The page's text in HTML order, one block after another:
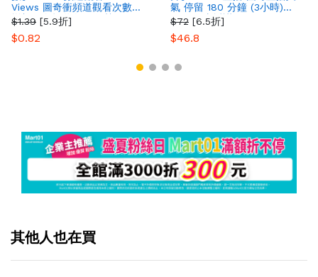
Views 圖奇衝頻道觀看次數
增加圖奇頻道人氣 衝榜
$1.39 [5.9折]
$0.82
氣 停留 180 分鐘 (3小時)
Twtich直播讚
$72 [6.5折]
$46.8
其他人也在買